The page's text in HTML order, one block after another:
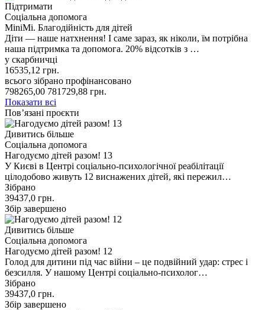
Підтримати
Соціальна допомога
MiniMi. Благодійність для дітей
Діти — наше натхнення! І саме зараз, як ніколи, їм потрібна
наша підтримка та допомога. 20% відсотків з …
у скарбничці
16535,12 грн.
всього зібрано профінансовано
798265,00 781729,88 грн.
Показати всі
Пов’язані проєкти
Дивитись більше
Соціальна допомога
Нагодуємо дітей разом! 13
У Києві в Центрі соціально-психологічної реабілітації
цілодобово живуть 12 виснажених дітей, які пережил…
Зібрано
39437,0 грн.
Збір завершено
Дивитись більше
Соціальна допомога
Нагодуємо дітей разом! 12
Голод для дитини під час війни – це подвійний удар: стрес і
безсилля. У нашому Центрі соціально-психолог…
Зібрано
39437,0 грн.
Збір завершено